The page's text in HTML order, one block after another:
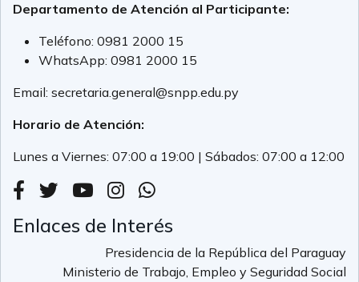
Departamento de Atención al Participante:
Teléfono: 0981 2000 15
WhatsApp: 0981 2000 15
Email: secretaria.general@snpp.edu.py
Horario de Atención:
Lunes a Viernes: 07:00 a 19:00 | Sábados: 07:00 a 12:00
Enlaces de Interés
Presidencia de la República del Paraguay
Ministerio de Trabajo, Empleo y Seguridad Social